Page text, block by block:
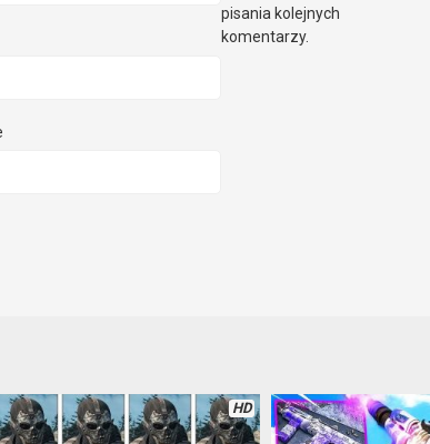
pisania kolejnych
komentarzy.
HD